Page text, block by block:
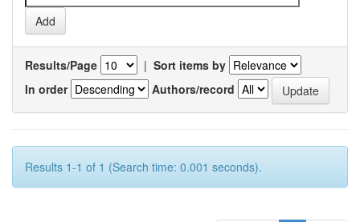
Results/Page | Sort items by
In order
Authors/record
Results 1-1 of 1 (Search time: 0.001 seconds).